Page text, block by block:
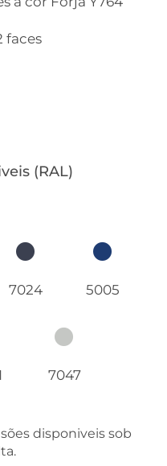
faces
(RAL)
7024 5005
7047
disponiveis sob